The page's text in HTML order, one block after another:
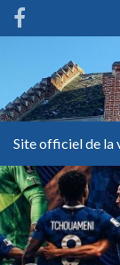
Site officiel de la